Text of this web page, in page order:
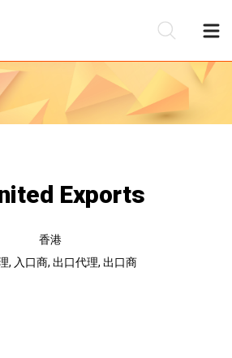
Exports
香港
, 入口商, 出口代理, 出口商